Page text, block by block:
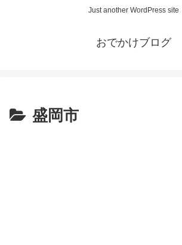
Just another WordPress site
おでかけブログ
盛岡市